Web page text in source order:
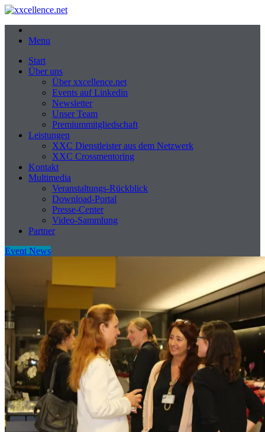
Menu
Start
Über uns
Über xxcellence.net
Events auf Linkedin
Newsletter
Unser Team
Premiummitgliedschaft
Leistungen
XXC Dienstleister aus dem Netzwerk
XXC Crossmentoring
Kontakt
Multimedia
Veranstaltungs-Rückblick
Download-Portal
Presse-Center
Video-Sammlung
Partner
Event News